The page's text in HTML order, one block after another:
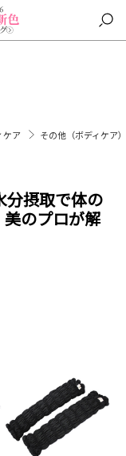
ケア その他（ボディケア
分摂取で体の
のプロが解